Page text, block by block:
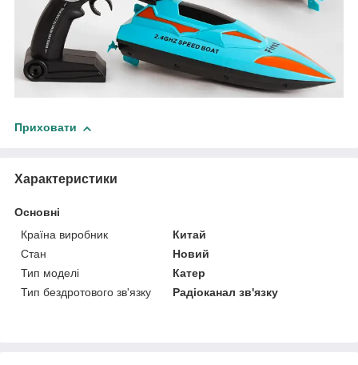
Приховати
Характеристики
Основні
Країна виробник
Китай
Стан
Новий
Тип моделі
Катер
Тип бездротового зв'язку
Радіоканал зв'язку